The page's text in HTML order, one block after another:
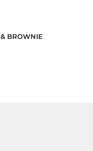
& BROWNIE